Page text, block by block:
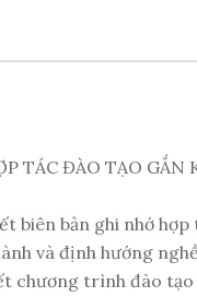
TÁC ĐÀO TẠO GẮN
biên bản ghi nhớ hợp
và định hướng
chương trình đào